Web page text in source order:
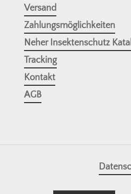
Versand
Zahlungsmöglichkeiten
Neher Insektenschutz
Tracking
Kontakt
AGB